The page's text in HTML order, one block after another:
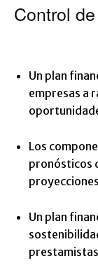
Control
Un plan
empresas a
Los
pronósticos
Un plan